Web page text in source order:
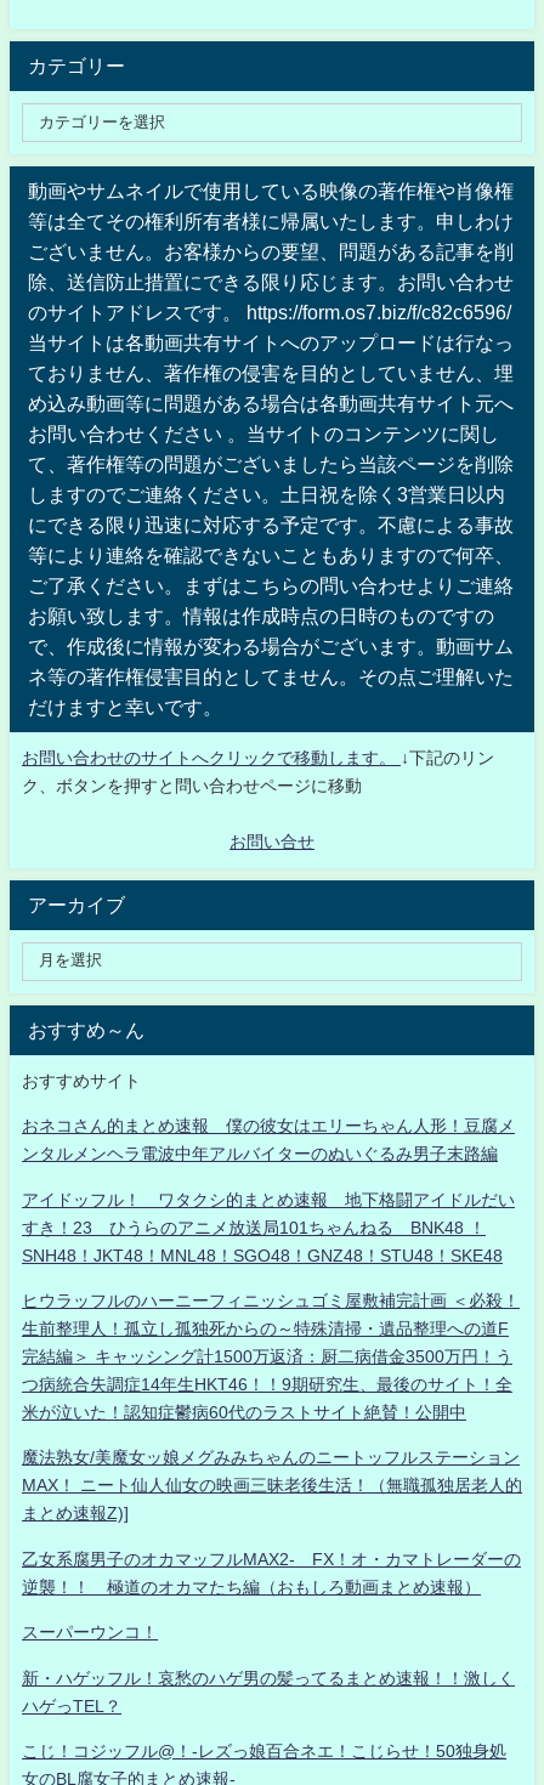
カテゴリー
動画やサムネイルで使用している映像の著作権や肖像権
等は全てその権利所有者様に帰属いたします。申しわけ
ございません。お客様からの要望、問題がある記事を削
除、送信防止措置にできる限り応じます。お問い合わせ
のサイトアドレスです。 https://form.os7.biz/f/c82c6596/
当サイトは各動画共有サイトへのアップロードは行なっ
ておりません、著作権の侵害を目的としていません、埋
め込み動画等に問題がある場合は各動画共有サイト元へ
お問い合わせください 。当サイトのコンテンツに関し
て、著作権等の問題がございましたら当該ページを削除
しますのでご連絡ください。土日祝を除く3営業日以内
にできる限り迅速に対応する予定です。不慮による事故
等により連絡を確認できないこともありますので何卒、
ご了承ください。まずはこちらの問い合わせよりご連絡
お願い致します。情報は作成時点の日時のものですの
で、作成後に情報が変わる場合がございます。動画サム
ネ等の著作権侵害目的としてません。その点ご理解いた
だけますと幸いです。
お問い合わせのサイトへクリックで移動します。
↓下記のリン
ク、ボタンを押すと問い合わせページに移動
お問い合せ
アーカイブ
おすすめ～ん
おすすめサイト
おネコさん的まとめ速報 僕の彼女はエリーちゃん人形！豆腐メ
ンタルメンヘラ電波中年アルバイターのぬいぐるみ男子末路編
アイドッフル！ ワタクシ的まとめ速報 地下格闘アイドルだい
すき！23 ひうらのアニメ放送局101ちゃんねる BNK48 ！
SNH48！JKT48！MNL48！SGO48！GNZ48！STU48！SKE48
ヒウラッフルのハーニーフィニッシュゴミ屋敷補完計画 ＜必殺！
生前整理人！孤立し孤独死からの～特殊清掃・遺品整理への道F
完結編＞ キャッシング計1500万返済：厨二病借金3500万円！う
つ病統合失調症14年生HKT46！！9期研究生、最後のサイト！全
米が泣いた！認知症鬱病60代のラストサイト絶賛！公開中
魔法熟女/美魔女ッ娘メグみみちゃんのニートッフルステーション
MAX！ ニート仙人仙女の映画三昧老後生活！（無職孤独居老人的
まとめ速報Z)]
乙女系腐男子のオカマッフルMAX2- FX！オ・カマトレーダーの
逆襲！！ 極道のオカマたち編（おもしろ動画まとめ速報）
スーパーウンコ！
新・ハゲッフル！哀愁のハゲ男の髪ってるまとめ速報！！激しく
ハゲっTEL？
こじ！コジッフル@！-レズっ娘百合ネエ！こじらせ！50独身処
女のBL腐女子的まとめ速報-